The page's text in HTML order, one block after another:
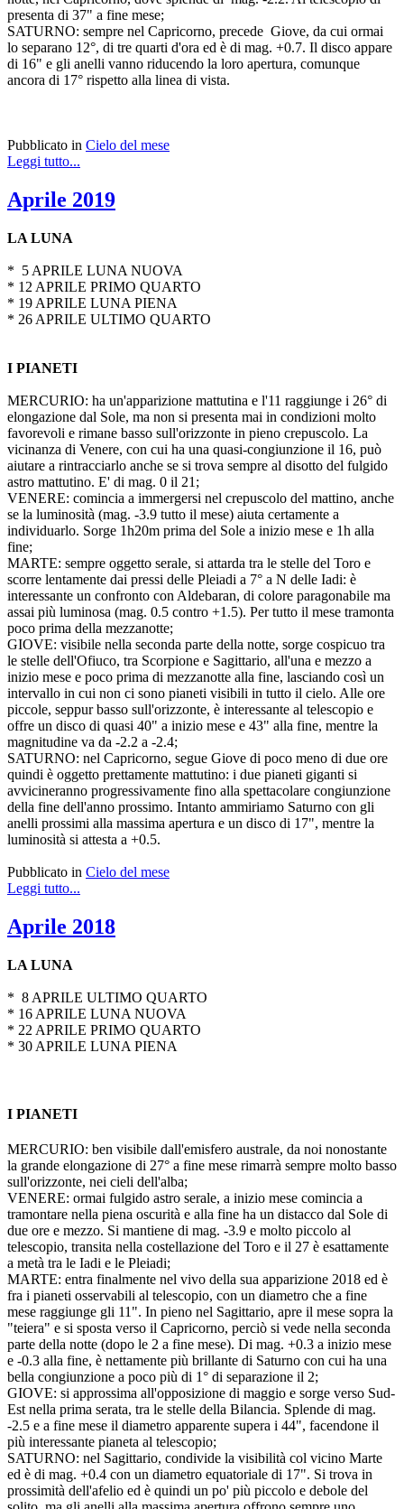
presenta di 37" a fine mese;
SATURNO: sempre nel Capricorno, precede Giove, da cui ormai
lo separano 12°, di tre quarti d'ora ed è di mag. +0.7. Il disco appare
di 16" e gli anelli vanno riducendo la loro apertura, comunque
ancora di 17° rispetto alla linea di vista.
Pubblicato in Cielo del mese
Leggi tutto...
Aprile 2019
LA LUNA
* 5 APRILE LUNA NUOVA
* 12 APRILE PRIMO QUARTO
* 19 APRILE LUNA PIENA
* 26 APRILE ULTIMO QUARTO
I PIANETI
MERCURIO: ha un'apparizione mattutina e l'11 raggiunge i 26° di
elongazione dal Sole, ma non si presenta mai in condizioni molto
favorevoli e rimane basso sull'orizzonte in pieno crepuscolo. La
vicinanza di Venere, con cui ha una quasi-congiunzione il 16, può
aiutare a rintracciarlo anche se si trova sempre al disotto del fulgido
astro mattutino. E' di mag. 0 il 21;
VENERE: comincia a immergersi nel crepuscolo del mattino, anche
se la luminosità (mag. -3.9 tutto il mese) aiuta certamente a
individuarlo. Sorge 1h20m prima del Sole a inizio mese e 1h alla
fine;
MARTE: sempre oggetto serale, si attarda tra le stelle del Toro e
scorre lentamente dai pressi delle Pleiadi a 7° a N delle Iadi: è
interessante un confronto con Aldebaran, di colore paragonabile ma
assai più luminosa (mag. 0.5 contro +1.5). Per tutto il mese tramonta
poco prima della mezzanotte;
GIOVE: visibile nella seconda parte della notte, sorge cospicuo tra
le stelle dell'Ofiuco, tra Scorpione e Sagittario, all'una e mezzo a
inizio mese e poco prima di mezzanotte alla fine, lasciando così un
intervallo in cui non ci sono pianeti visibili in tutto il cielo. Alle ore
piccole, seppur basso sull'orizzonte, è interessante al telescopio e
offre un disco di quasi 40" a inizio mese e 43" alla fine, mentre la
magnitudine va da -2.2 a -2.4;
SATURNO: nel Capricorno, segue Giove di poco meno di due ore
quindi è oggetto prettamente mattutino: i due pianeti giganti si
avvicineranno progressivamente fino alla spettacolare congiunzione
della fine dell'anno prossimo. Intanto ammiriamo Saturno con gli
anelli prossimi alla massima apertura e un disco di 17", mentre la
luminosità si attesta a +0.5.
Pubblicato in Cielo del mese
Leggi tutto...
Aprile 2018
LA LUNA
* 8 APRILE ULTIMO QUARTO
* 16 APRILE LUNA NUOVA
* 22 APRILE PRIMO QUARTO
* 30 APRILE LUNA PIENA
I PIANETI
MERCURIO: ben visibile dall'emisfero australe, da noi nonostante
la grande elongazione di 27° a fine mese rimarrà sempre molto basso
sull'orizzonte, nei cieli dell'alba;
VENERE: ormai fulgido astro serale, a inizio mese comincia a
tramontare nella piena oscurità e alla fine ha un distacco dal Sole di
due ore e mezzo. Si mantiene di mag. -3.9 e molto piccolo al
telescopio, transita nella costellazione del Toro e il 27 è esattamente
a metà tra le Iadi e le Pleiadi;
MARTE: entra finalmente nel vivo della sua apparizione 2018 ed è
fra i pianeti osservabili al telescopio, con un diametro che a fine
mese raggiunge gli 11". In pieno nel Sagittario, apre il mese sopra la
"teiera" e si sposta verso il Capricorno, perciò si vede nella seconda
parte della notte (dopo le 2 a fine mese). Di mag. +0.3 a inizio mese
e -0.3 alla fine, è nettamente più brillante di Saturno con cui ha una
bella congiunzione a poco più di 1° di separazione il 2;
GIOVE: si approssima all'opposizione di maggio e sorge verso Sud-
Est nella prima serata, tra le stelle della Bilancia. Splende di mag.
-2.5 e a fine mese il diametro apparente supera i 44", facendone il
più interessante pianeta al telescopio;
SATURNO: nel Sagittario, condivide la visibilità col vicino Marte
ed è di mag. +0.4 con un diametro equatoriale di 17". Si trova in
prossimità dell'afelio ed è quindi un po' più piccolo e debole del